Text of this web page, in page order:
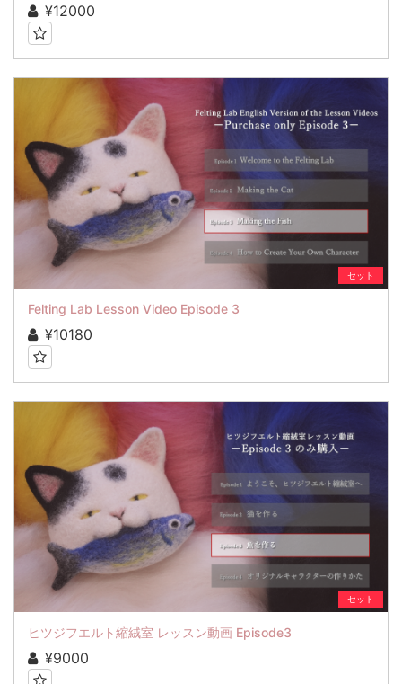
¥12000
セット
Felting Lab Lesson Video Episode 3
¥10180
セット
ヒツジフエルト縮絨室 レッスン動画 Episode3
¥9000